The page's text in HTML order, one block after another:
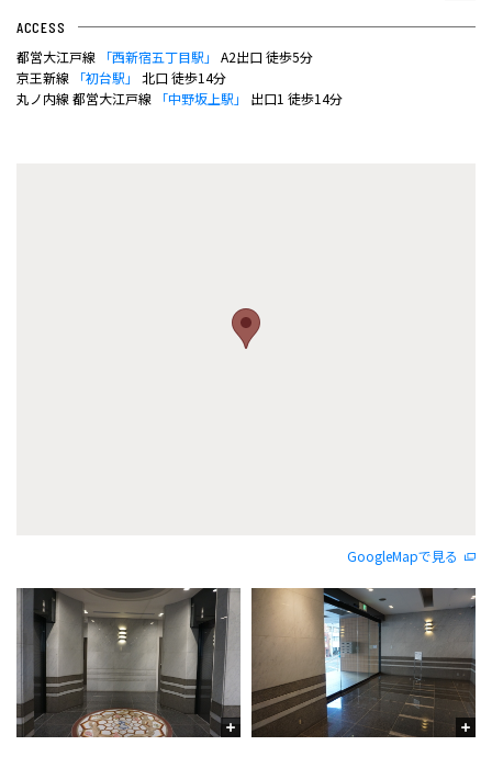
ACCESS
都営大江戸線
「西新宿五丁目駅」 A2出口 徒歩5分
京王新線
「初台駅」 北口 徒歩14分
丸ノ内線 都営大江戸線
「中野坂上駅」 出口1 徒歩14分
GoogleMapで見る